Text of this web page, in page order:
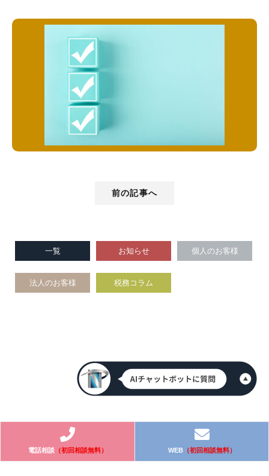
前の記事へ
一覧 お知らせ 個人のお客様
法人のお客様 税務コラム
電話相談（初回相談無料） WEB（初回相談無料）